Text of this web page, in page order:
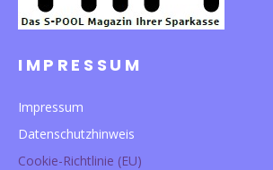
IMPRESSUM
Impressum
Datenschutzhinweis
Cookie-Richtlinie (EU)